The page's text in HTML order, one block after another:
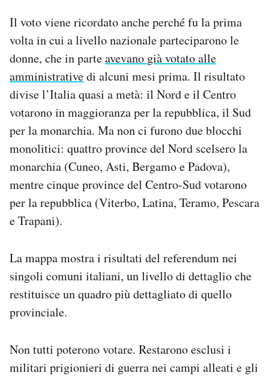
Il voto viene ricordato anche perché fu la prima
volta in cui a livello nazionale parteciparono le
donne, che in parteavevano già votato alle
amministrativedi alcuni mesi prima. Il risultato
divise l’Italia quasi a metà: il Nord e il Centro
votarono in maggioranza per la repubblica, il Sud
per la monarchia. Ma non ci furono due blocchi
monolitici: quattro province del Nord scelsero la
monarchia (Cuneo, Asti, Bergamo e Padova),
mentre cinque province del Centro-Sud votarono
per la repubblica (Viterbo, Latina, Teramo, Pescara
e Trapani).
La mappa mostra i risultati del referendum nei
singoli comuni italiani, un livello di dettaglio che
restituisce un quadro più dettagliato di quello
provinciale.
Non tutti poterono votare. Restarono esclusi i
militari prigionieri di guerra nei campi alleati e gli